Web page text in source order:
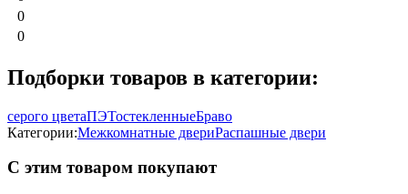
0
0
Подборки товаров в категории:
серого цветаПЭТостекленныеБраво
Категории:Межкомнатные двериРаспашные двери
С этим товаром покупают